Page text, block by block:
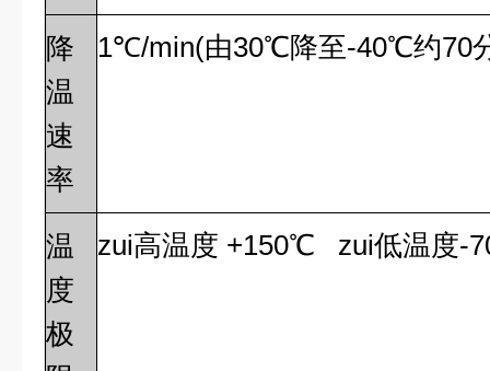
降
温
速
率
1℃/min(由30℃降至-40℃约70
温
度
极
zui高温度 +150℃ zui低温度-